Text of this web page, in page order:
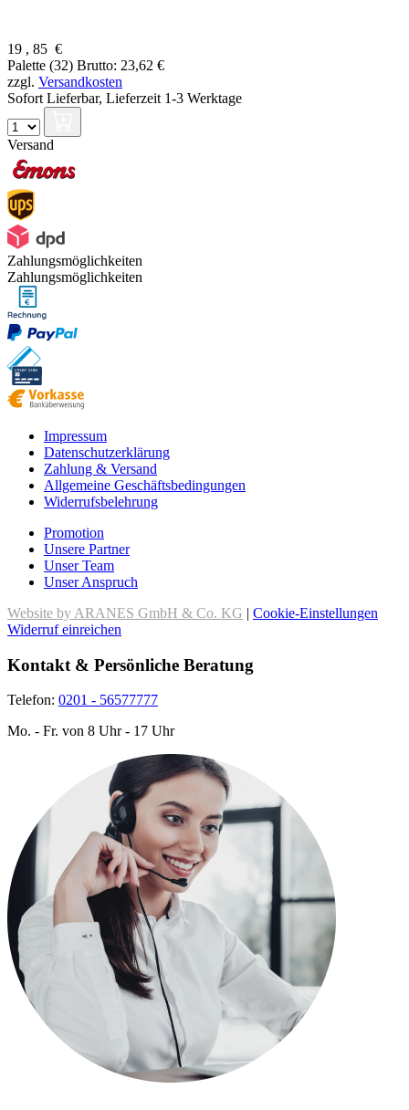
19 , 85 €
Palette (32) Brutto: 23,62 €
zzgl. Versandkosten
Sofort Lieferbar, Lieferzeit 1-3 Werktage
Versand
Zahlungsmöglichkeiten
Zahlungsmöglichkeiten
Impressum
Datenschutzerklärung
Zahlung & Versand
Allgemeine Geschäftsbedingungen
Widerrufsbelehrung
Promotion
Unsere Partner
Unser Team
Unser Anspruch
Website by ARANES GmbH & Co. KG | Cookie-Einstellungen
Widerruf einreichen
Kontakt & Persönliche Beratung
Telefon: 0201 - 56577777
Mo. - Fr. von 8 Uhr - 17 Uhr